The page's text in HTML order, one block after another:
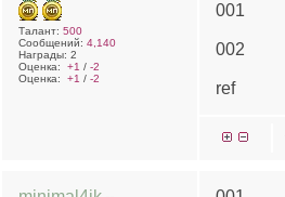
Талант: 500
Сообщений: 4,140
Награды: 2
Оценка: +1 / -2
Оценка: +1 / -2
001
002
ref